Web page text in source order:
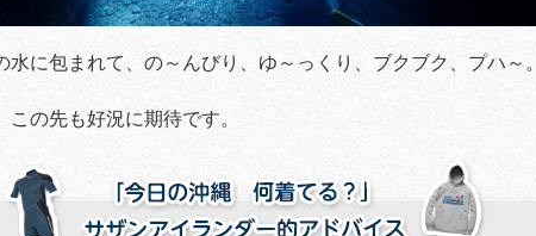
水に包まれて、の～んびり、ゆ～っくり、ブクブク、プハ～。
この先も好況に期待です。